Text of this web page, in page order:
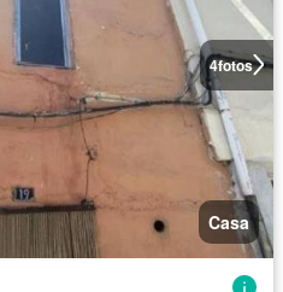
4fotos
Casa